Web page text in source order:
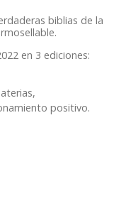
biblias de la
en 3 ediciones:
positivo.